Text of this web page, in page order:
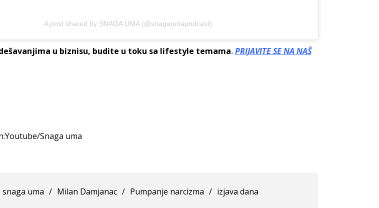
A post shared by SNAGA UMA (@snagaumapodcast)
u biznisu, budite u toku sa lifestyle temama.PRIJAVITE SE NA NAŠ
Snaga uma
snaga uma / Milan Damjanac / Pumpanje narcizma / izjava dana